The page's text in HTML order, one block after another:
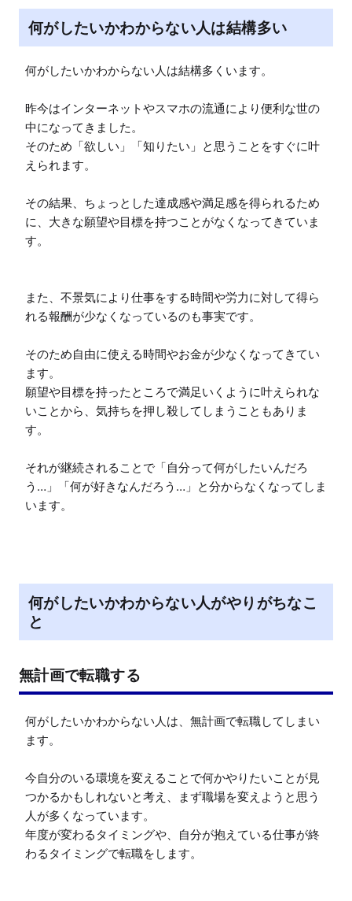
何がしたいかわからない人は結構多い
何がしたいかわからない人は結構多くいます。
昨今はインターネットやスマホの流通により便利な世の
中になってきました。
そのため「欲しい」「知りたい」と思うことをすぐに叶
えられます。
その結果、ちょっとした達成感や満足感を得られるため
に、大きな願望や目標を持つことがなくなってきていま
す。
また、不景気により仕事をする時間や労力に対して得ら
れる報酬が少なくなっているのも事実です。
そのため自由に使える時間やお金が少なくなってきてい
ます。
願望や目標を持ったところで満足いくように叶えられな
いことから、気持ちを押し殺してしまうこともありま
す。
それが継続されることで「自分って何がしたいんだろ
う…」「何が好きなんだろう…」と分からなくなってしま
います。
何がしたいかわからない人がやりがちなこ
と
無計画で転職する
何がしたいかわからない人は、無計画で転職してしまい
ます。
今自分のいる環境を変えることで何かやりたいことが見
つかるかもしれないと考え、まず職場を変えようと思う
人が多くなっています。
年度が変わるタイミングや、自分が抱えている仕事が終
わるタイミングで転職をします。